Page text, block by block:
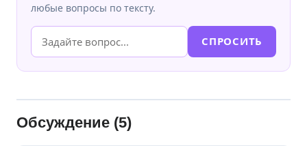
любые вопросы по тексту.
СПРОСИТЬ
Обсуждение (5)